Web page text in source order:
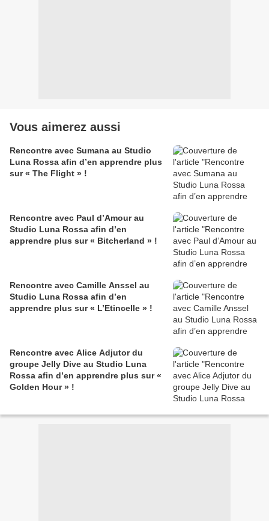
Vous aimerez aussi
Rencontre avec Sumana au Studio
Luna Rossa afin d’en apprendre plus
sur « The Flight » !
Rencontre avec Paul d’Amour au
Studio Luna Rossa afin d’en
apprendre plus sur « Bitcherland » !
Rencontre avec Camille Anssel au
Studio Luna Rossa afin d’en
apprendre plus sur « L’Etincelle » !
Rencontre avec Alice Adjutor du
groupe Jelly Dive au Studio Luna
Rossa afin d’en apprendre plus sur «
Golden Hour » !